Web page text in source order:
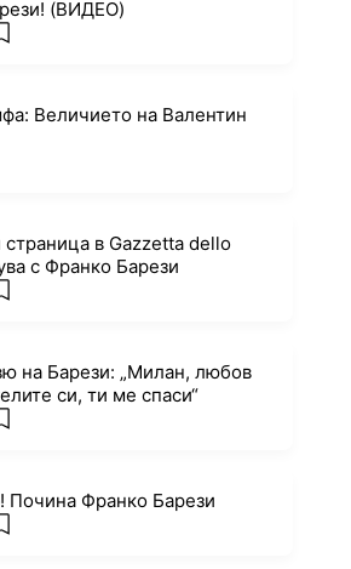
(ВИДЕО)
add favorites
Величието на Валентин
в Gazzetta dello
с Франко Барези
add favorites
на Барези: „Милан, любов
си, ти ме спаси“
add favorites
Почина Франко Барези
add favorites